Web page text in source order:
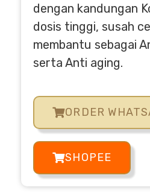
dengan kandungan
dosis tinggi, susah
membantu sebagai
serta Anti aging.
ORDER
SHOPEE